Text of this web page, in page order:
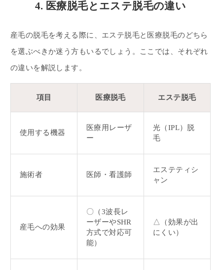
4. 医療脱毛とエステ脱毛の違い
産毛の脱毛を考える際に、エステ脱毛と医療脱毛のどちら
を選ぶべきか迷う方もいるでしょう。ここでは、それぞれ
の違いを解説します。
項目 医療脱毛 エステ脱毛
使用する機器
医療用レーザ
ー
光（IPL）脱
毛
施術者 医師・看護師
エステティシ
ャン
産毛への効果
〇（3波長レ
ーザーやSHR
方式で対応可
能）
△（効果が出
にくい）